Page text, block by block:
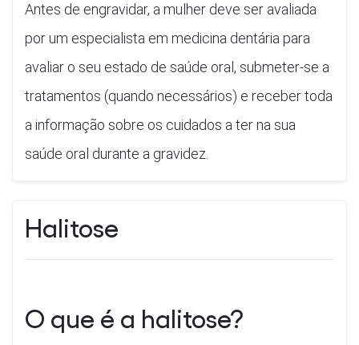
Antes de engravidar, a mulher deve ser avaliada
por um especialista em medicina dentária para
avaliar o seu estado de saúde oral, submeter-se a
tratamentos (quando necessários) e receber toda
a informação sobre os cuidados a ter na sua
saúde oral durante a gravidez.
Halitose
O que é a halitose?